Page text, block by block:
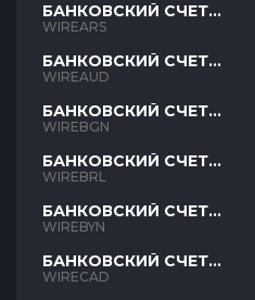
БАНКОВСКИЙ СЧЕТ
ARS
WIREARS
БАНКОВСКИЙ СЧЕТ
AUD
WIREAUD
БАНКОВСКИЙ СЧЕТ
BGN
WIREBGN
БАНКОВСКИЙ СЧЕТ
BRL
WIREBRL
БАНКОВСКИЙ СЧЕТ
BYN
WIREBYN
БАНКОВСКИЙ СЧЕТ
CAD
WIRECAD